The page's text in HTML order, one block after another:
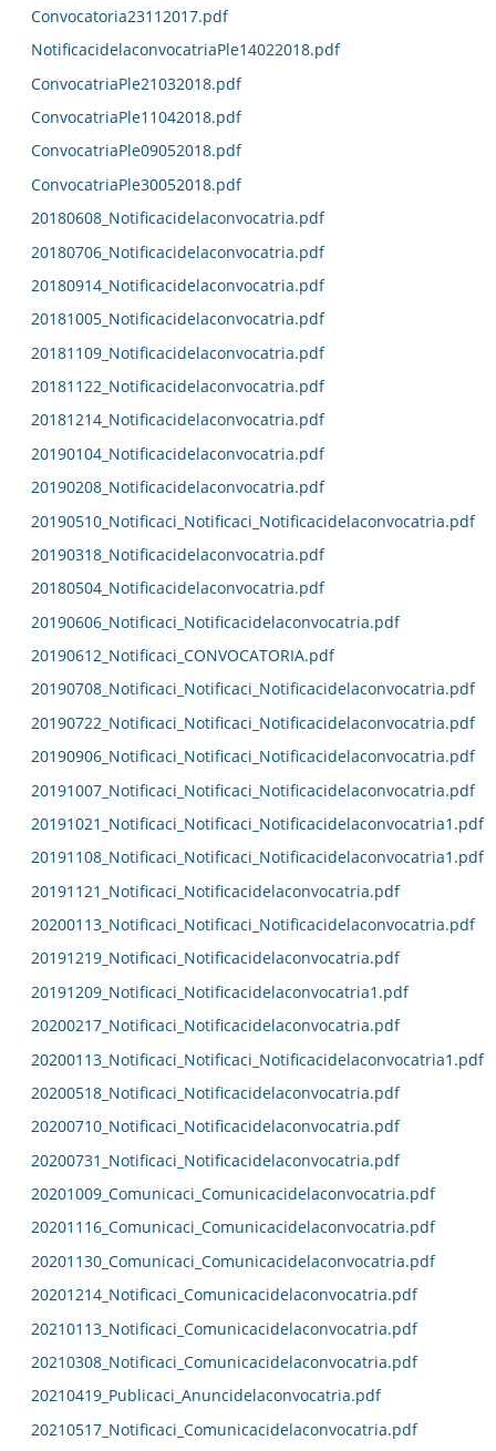
Convocatoria23112017.pdf
NotificacidelaconvocatriaPle14022018.pdf
ConvocatriaPle21032018.pdf
ConvocatriaPle11042018.pdf
ConvocatriaPle09052018.pdf
ConvocatriaPle30052018.pdf
20180608_Notificacidelaconvocatria.pdf
20180706_Notificacidelaconvocatria.pdf
20180914_Notificacidelaconvocatria.pdf
20181005_Notificacidelaconvocatria.pdf
20181109_Notificacidelaconvocatria.pdf
20181122_Notificacidelaconvocatria.pdf
20181214_Notificacidelaconvocatria.pdf
20190104_Notificacidelaconvocatria.pdf
20190208_Notificacidelaconvocatria.pdf
20190510_Notificaci_Notificaci_Notificacidelaconvocatria.pdf
20190318_Notificacidelaconvocatria.pdf
20180504_Notificacidelaconvocatria.pdf
20190606_Notificaci_Notificacidelaconvocatria.pdf
20190612_Notificaci_CONVOCATORIA.pdf
20190708_Notificaci_Notificaci_Notificacidelaconvocatria.pdf
20190722_Notificaci_Notificaci_Notificacidelaconvocatria.pdf
20190906_Notificaci_Notificaci_Notificacidelaconvocatria.pdf
20191007_Notificaci_Notificaci_Notificacidelaconvocatria.pdf
20191021_Notificaci_Notificaci_Notificacidelaconvocatria1.pdf
20191108_Notificaci_Notificaci_Notificacidelaconvocatria1.pdf
20191121_Notificaci_Notificacidelaconvocatria.pdf
20200113_Notificaci_Notificaci_Notificacidelaconvocatria.pdf
20191219_Notificaci_Notificacidelaconvocatria.pdf
20191209_Notificaci_Notificacidelaconvocatria1.pdf
20200217_Notificaci_Notificacidelaconvocatria.pdf
20200113_Notificaci_Notificaci_Notificacidelaconvocatria1.pdf
20200518_Notificaci_Notificacidelaconvocatria.pdf
20200710_Notificaci_Notificacidelaconvocatria.pdf
20200731_Notificaci_Notificacidelaconvocatria.pdf
20201009_Comunicaci_Comunicacidelaconvocatria.pdf
20201116_Comunicaci_Comunicacidelaconvocatria.pdf
20201130_Comunicaci_Comunicacidelaconvocatria.pdf
20201214_Notificaci_Comunicacidelaconvocatria.pdf
20210113_Notificaci_Comunicacidelaconvocatria.pdf
20210308_Notificaci_Comunicacidelaconvocatria.pdf
20210419_Publicaci_Anuncidelaconvocatria.pdf
20210517_Notificaci_Comunicacidelaconvocatria.pdf